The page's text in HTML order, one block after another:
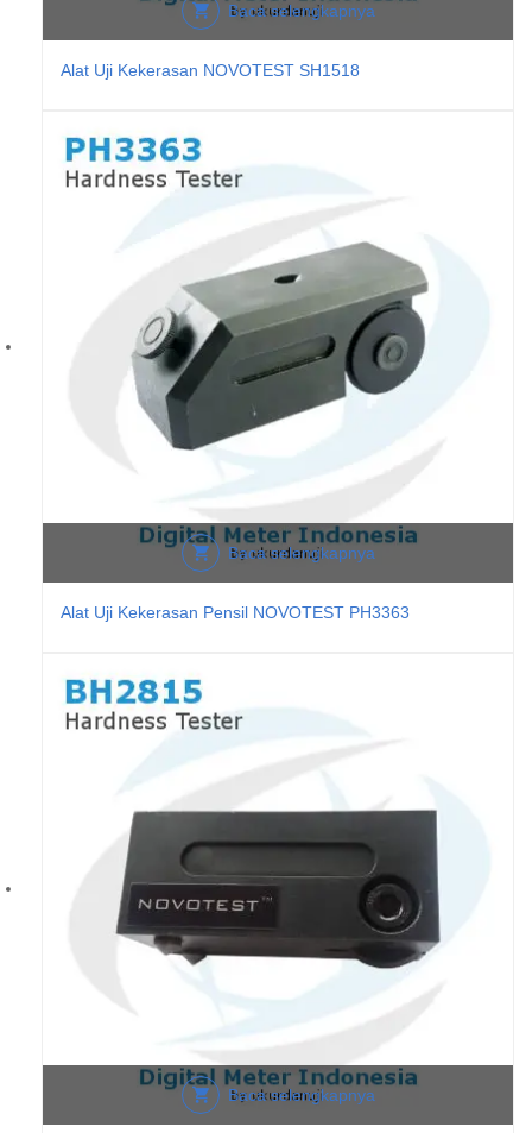
Baca selengkapnya
Alat Uji Kekerasan NOVOTEST SH1518
Baca selengkapnya
Alat Uji Kekerasan Pensil NOVOTEST PH3363
Baca selengkapnya